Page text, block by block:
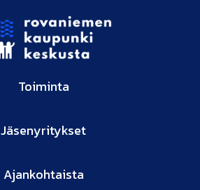
Toiminta
Jäsenyritykset
Ajankohtaista